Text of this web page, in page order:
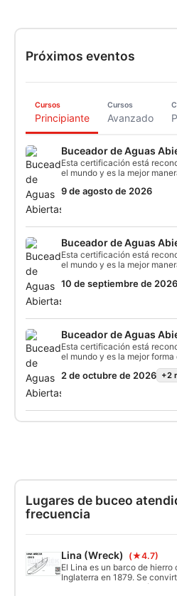
Próximos eventos
Cursos
Principiante
Cursos
Avanzado
Buceador de Aguas
Esta certificación está
el mundo y es la mejor
una aventura que durará toda
confiado. Al final del curso
certificación SSI de
Abiertas.
9 de agosto de 2026
Buceador de Aguas
Esta certificación está
el mundo y es la mejor
convertirse en un buceador
una aventura que durará toda
confiado. Al final del curso
certificación SSI de
Abiertas.
10 de septiembre de 2026
Buceador de Aguas
Esta certificación está
el mundo y es la mejor forma
convertirse en un buceador
una aventura que durará toda
2 de octubre de 2026 +2
Lugares de buceo
frecuencia
Lina (Wreck)
(★4.7)
El Lina es un barco de hierro
Inglaterra en 1879. Se
Italia en 1901 y trabajó como